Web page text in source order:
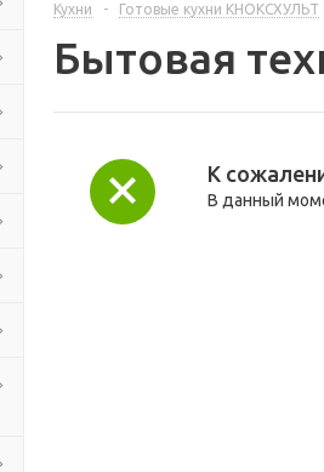
Кухни - Готовые кухни КНОКСХУЛЬТ
Бытовая
К
В данный